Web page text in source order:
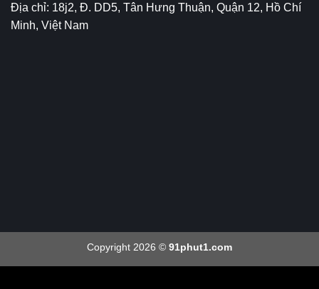
Địa chỉ: 18j2, Đ. DD5, Tân Hưng Thuận, Quận 12, Hồ Chí
Minh, Việt Nam
Copyright 2026 © 91phut1.com